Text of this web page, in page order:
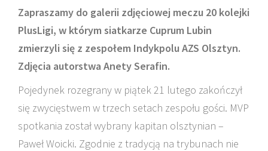
Zapraszamy do galerii zdjęciowej meczu 20 kolejki
PlusLigi, w którym siatkarze Cuprum Lubin
zmierzyli się z zespołem Indykpolu AZS Olsztyn.
Zdjęcia autorstwa Anety Serafin.
Pojedynek rozegrany w piątek 21 lutego zakończył
się zwycięstwem w trzech setach zespołu gości. MVP
spotkania został wybrany kapitan olsztynian –
Paweł Woicki. Zgodnie z tradycją na trybunach nie